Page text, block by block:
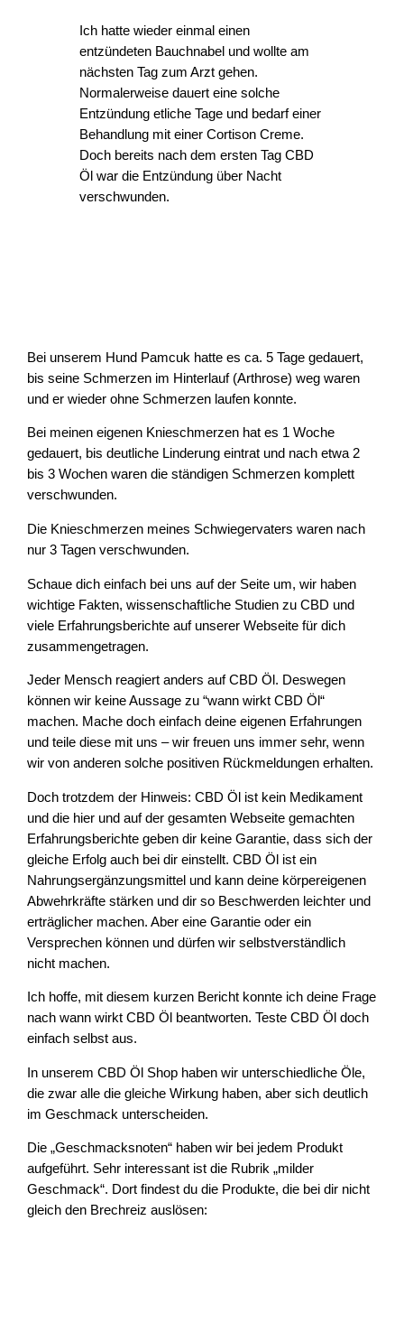
Ich hatte wieder einmal einen
entzündeten Bauchnabel und wollte am
nächsten Tag zum Arzt gehen.
Normalerweise dauert eine solche
Entzündung etliche Tage und bedarf einer
Behandlung mit einer Cortison Creme.
Doch bereits nach dem ersten Tag CBD
Öl war die Entzündung über Nacht
verschwunden.
Bei unserem Hund Pamcuk hatte es ca. 5 Tage gedauert,
bis seine Schmerzen im Hinterlauf (Arthrose) weg waren
und er wieder ohne Schmerzen laufen konnte.
Bei meinen eigenen Knieschmerzen hat es 1 Woche
gedauert, bis deutliche Linderung eintrat und nach etwa 2
bis 3 Wochen waren die ständigen Schmerzen komplett
verschwunden.
Die Knieschmerzen meines Schwiegervaters waren nach
nur 3 Tagen verschwunden.
Schaue dich einfach bei uns auf der Seite um, wir haben
wichtige Fakten, wissenschaftliche Studien zu CBD und
viele Erfahrungsberichte auf unserer Webseite für dich
zusammengetragen.
Jeder Mensch reagiert anders auf CBD Öl. Deswegen
können wir keine Aussage zu “wann wirkt CBD Öl“
machen. Mache doch einfach deine eigenen Erfahrungen
und teile diese mit uns – wir freuen uns immer sehr, wenn
wir von anderen solche positiven Rückmeldungen erhalten.
Doch trotzdem der Hinweis: CBD Öl ist kein Medikament
und die hier und auf der gesamten Webseite gemachten
Erfahrungsberichte geben dir keine Garantie, dass sich der
gleiche Erfolg auch bei dir einstellt. CBD Öl ist ein
Nahrungsergänzungsmittel und kann deine körpereigenen
Abwehrkräfte stärken und dir so Beschwerden leichter und
erträglicher machen. Aber eine Garantie oder ein
Versprechen können und dürfen wir selbstverständlich
nicht machen.
Ich hoffe, mit diesem kurzen Bericht konnte ich deine Frage
nach wann wirkt CBD Öl beantworten. Teste CBD Öl doch
einfach selbst aus.
In unserem CBD Öl Shop haben wir unterschiedliche Öle,
die zwar alle die gleiche Wirkung haben, aber sich deutlich
im Geschmack unterscheiden.
Die „Geschmacksnoten“ haben wir bei jedem Produkt
aufgeführt. Sehr interessant ist die Rubrik „milder
Geschmack“. Dort findest du die Produkte, die bei dir nicht
gleich den Brechreiz auslösen: